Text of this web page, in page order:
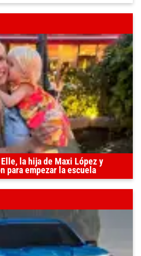
la hija de Maxi López y
para empezar la escuela